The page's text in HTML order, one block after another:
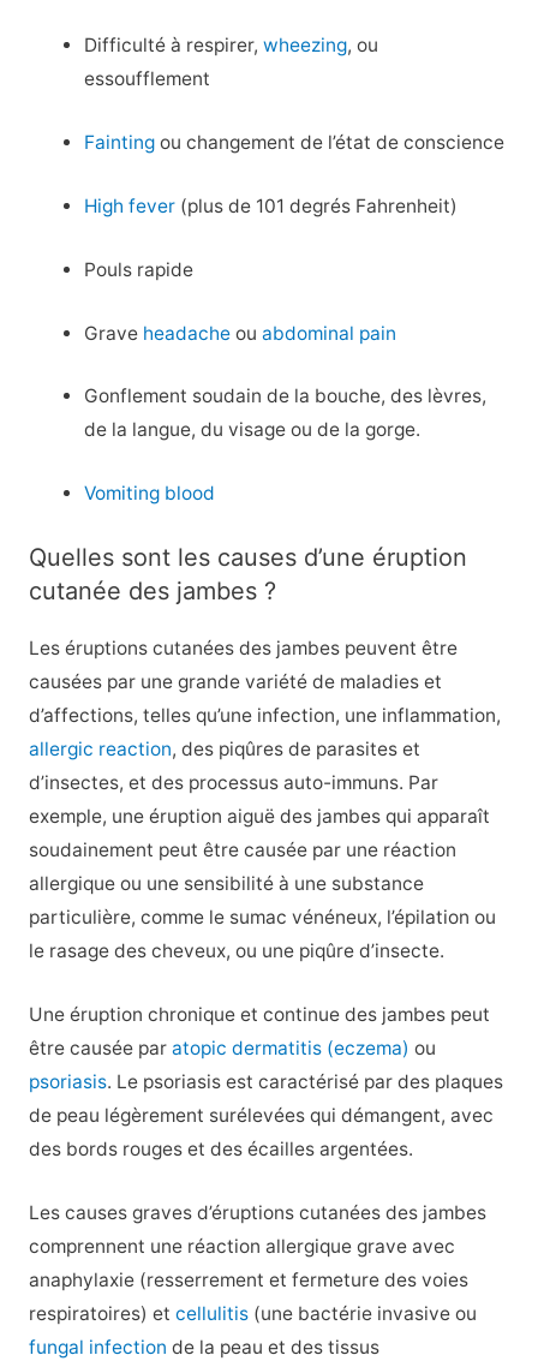
Difficulté à respirer,wheezing, ou
essoufflement
Fainting ou changement de l’état de conscience
High fever (plus de 101 degrés Fahrenheit)
Pouls rapide
Grave headache ouabdominal pain
Gonflement soudain de la bouche, des lèvres,
de la langue, du visage ou de la gorge.
Vomiting blood
Quelles sont les causes d’une éruption
cutanée des jambes ?
Les éruptions cutanées des jambes peuvent être
causées par une grande variété de maladies et
d’affections, telles qu’une infection, une inflammation,
allergic reaction, des piqûres de parasites et
d’insectes, et des processus auto-immuns. Par
exemple, une éruption aiguë des jambes qui apparaît
soudainement peut être causée par une réaction
allergique ou une sensibilité à une substance
particulière, comme le sumac vénéneux, l’épilation ou
le rasage des cheveux, ou une piqûre d’insecte.
Une éruption chronique et continue des jambes peut
être causée par atopic dermatitis (eczema) ou
psoriasis. Le psoriasis est caractérisé par des plaques
de peau légèrement surélevées qui démangent, avec
des bords rouges et des écailles argentées.
Les causes graves d’éruptions cutanées des jambes
comprennent une réaction allergique grave avec
anaphylaxie (resserrement et fermeture des voies
respiratoires) et cellulitis(une bactérie invasive ou
fungal infection de la peau et des tissus